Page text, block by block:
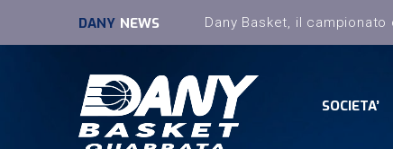
DANY NEWS
SOCIETA’